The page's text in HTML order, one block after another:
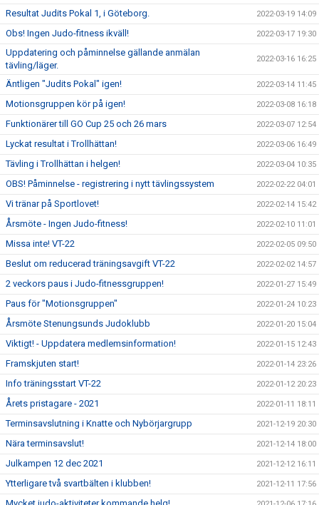
Resultat Judits Pokal 1, i Göteborg. 2022-03-19 14:09
Obs! Ingen Judo-fitness ikväll! 2022-03-17 19:30
Uppdatering och påminnelse gällande anmälan
tävling/läger.
2022-03-16 16:25
Äntligen "Judits Pokal" igen! 2022-03-14 11:45
Motionsgruppen kör på igen! 2022-03-08 16:18
Funktionärer till GO Cup 25 och 26 mars 2022-03-07 12:54
Lyckat resultat i Trollhättan! 2022-03-06 16:49
Tävling i Trollhättan i helgen! 2022-03-04 10:35
OBS! Påminnelse - registrering i nytt tävlingssystem 2022-02-22 04:01
Vi tränar på Sportlovet! 2022-02-14 15:42
Årsmöte - Ingen Judo-fitness! 2022-02-10 11:01
Missa inte! VT-22 2022-02-05 09:50
Beslut om reducerad träningsavgift VT-22 2022-02-02 14:57
2 veckors paus i Judo-fitnessgruppen! 2022-01-27 15:49
Paus för "Motionsgruppen" 2022-01-24 10:23
Årsmöte Stenungsunds Judoklubb 2022-01-20 15:04
Viktigt! - Uppdatera medlemsinformation! 2022-01-15 12:43
Framskjuten start! 2022-01-14 23:26
Info träningsstart VT-22 2022-01-12 20:23
Årets pristagare - 2021 2022-01-11 18:11
Terminsavslutning i Knatte och Nybörjargrupp 2021-12-19 20:30
Nära terminsavslut! 2021-12-14 18:00
Julkampen 12 dec 2021 2021-12-12 16:11
Ytterligare två svartbälten i klubben! 2021-12-11 17:56